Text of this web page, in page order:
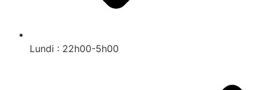
Lundi : 22h00-5h00